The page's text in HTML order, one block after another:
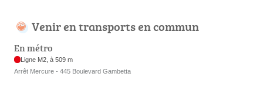
Venir en transports en commun
En métro
Ligne M2, à 509 m
Arrêt Mercure - 445 Boulevard Gambetta